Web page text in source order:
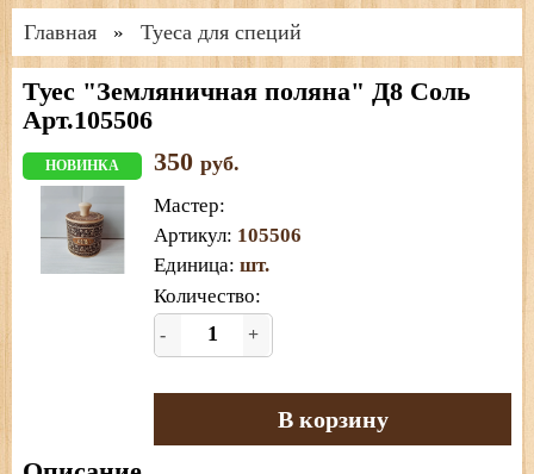
Главная » Туеса для специй
Туес "Земляничная поляна" Д8 Соль
Арт.105506
НОВИНКА 350 руб.
Мастер:
Артикул: 105506
Единица: шт.
Количество:
- +
В корзину